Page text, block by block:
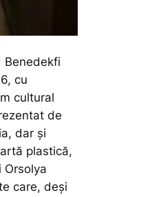
Benedekfi
cu
cultural
de
dar și
plastică,
Orsolya
care, deși